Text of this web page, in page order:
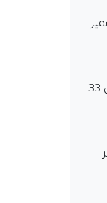
ابتداء من اليوم.. أمطار رعدية مرتقبة على 33